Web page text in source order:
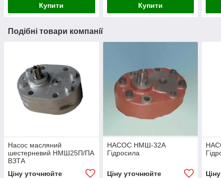
Купити Купити
Подібні товари компанії
Насос масляний
шестерневий НМШ25П/ПА
ВЗТА
Ціну уточнюйте
НАСОС НМШ-32А
Гідросила
Ціну уточнюйте